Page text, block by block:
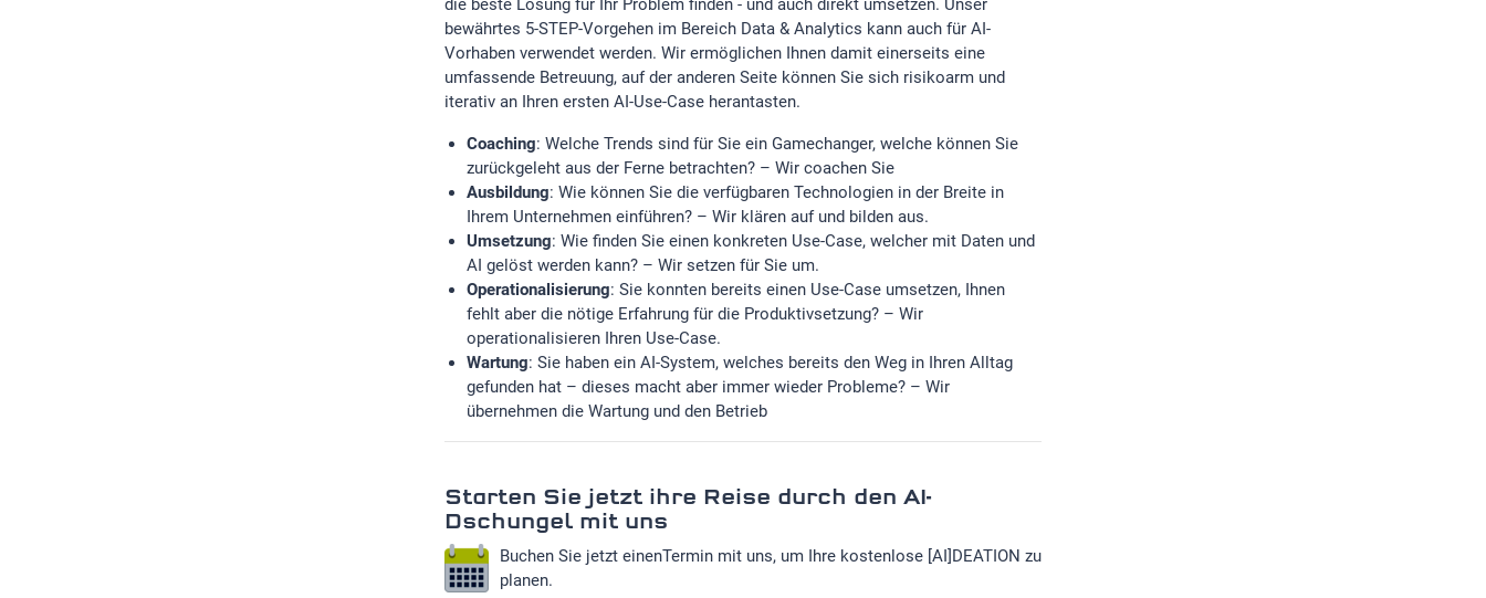
die beste Lösung für Ihr Problem finden - und auch direkt umsetzen. Unser
bewährtes 5-STEP-Vorgehen im Bereich Data & Analytics kann auch für AI-
Vorhaben verwendet werden. Wir ermöglichen Ihnen damit einerseits eine
umfassende Betreuung, auf der anderen Seite können Sie sich risikoarm und
iterativ an Ihren ersten AI-Use-Case herantasten.
Coaching: Welche Trends sind für Sie ein Gamechanger, welche können Sie
zurückgeleht aus der Ferne betrachten? – Wir coachen Sie
Ausbildung: Wie können Sie die verfügbaren Technologien in der Breite in
Ihrem Unternehmen einführen? – Wir klären auf und bilden aus.
Umsetzung: Wie finden Sie einen konkreten Use-Case, welcher mit Daten und
AI gelöst werden kann? – Wir setzen für Sie um.
Operationalisierung: Sie konnten bereits einen Use-Case umsetzen, Ihnen
fehlt aber die nötige Erfahrung für die Produktivsetzung? – Wir
operationalisieren Ihren Use-Case.
Wartung: Sie haben ein AI-System, welches bereits den Weg in Ihren Alltag
gefunden hat – dieses macht aber immer wieder Probleme? – Wir
übernehmen die Wartung und den Betrieb
Starten Sie jetzt ihre Reise durch den AI-
Dschungel mit uns
Buchen Sie jetzt einenTermin mit uns, um Ihre kostenlose [AI]DEATION zu
planen.